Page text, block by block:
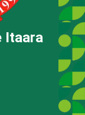
Itaara